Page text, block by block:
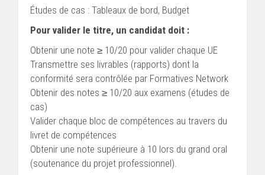
Études de cas : Tableaux de bord, Budget
Pour valider le titre, un candidat doit :
Obtenir une note ≥ 10/20 pour valider chaque UE
Transmettre ses livrables (rapports) dont la
conformité sera contrôlée par Formatives Network
Obtenir des notes ≥ 10/20 aux examens (études de
cas)
Valider chaque bloc de compétences au travers du
livret de compétences
Obtenir une note supérieure à 10 lors du grand oral
(soutenance du projet professionnel).